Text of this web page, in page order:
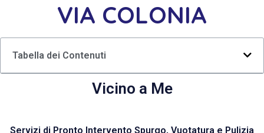
VIA COLONIA
Tabella dei Contenuti
Vicino a Me
Servizi di Pronto Intervento Spurgo, Vuotatura e Pulizia